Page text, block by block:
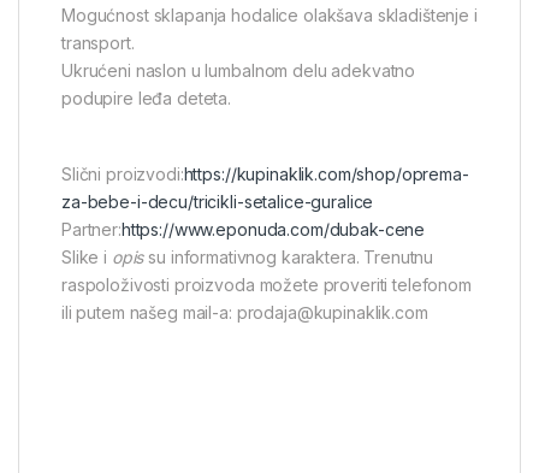
Mogućnost sklapanja hodalice olakšava skladištenje i
transport.
Ukrućeni naslon u lumbalnom delu adekvatno
podupire leđa deteta.
Slični proizvodi:https://kupinaklik.com/shop/oprema-
za-bebe-i-decu/tricikli-setalice-guralice
Partner:https://www.eponuda.com/dubak-cene
Slike i opissu informativnog karaktera. Trenutnu
raspoloživosti proizvoda možete proveriti telefonom
ili putem našeg mail-a: prodaja@kupinaklik.com